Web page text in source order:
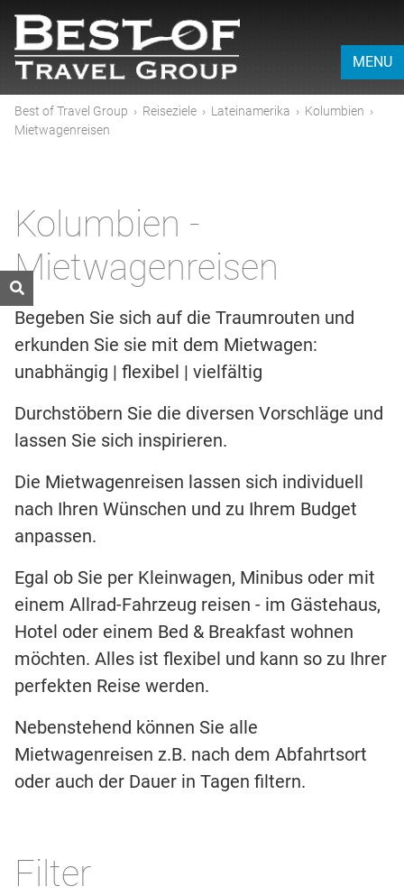
MENU
Best of Travel Group › Reiseziele › Lateinamerika › Kolumbien ›
Mietwagenreisen
Kolumbien -
Mietwagenreisen
Begeben Sie sich auf die Traumrouten und
erkunden Sie sie mit dem Mietwagen:
unabhängig | flexibel | vielfältig
Durchstöbern Sie die diversen Vorschläge und
lassen Sie sich inspirieren.
Die Mietwagenreisen lassen sich individuell
nach Ihren Wünschen und zu Ihrem Budget
anpassen.
Egal ob Sie per Kleinwagen, Minibus oder mit
einem Allrad-Fahrzeug reisen - im Gästehaus,
Hotel oder einem Bed & Breakfast wohnen
möchten. Alles ist flexibel und kann so zu Ihrer
perfekten Reise werden.
Nebenstehend können Sie alle
Mietwagenreisen z.B. nach dem Abfahrtsort
oder auch der Dauer in Tagen filtern.
Filter